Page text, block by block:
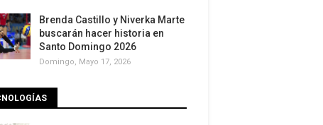
Brenda Castillo y Niverka Marte
buscarán hacer historia en
Santo Domingo 2026
Domingo, Mayo 17, 2026